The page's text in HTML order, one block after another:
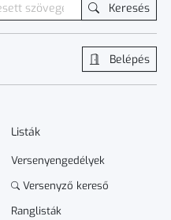
Keresés
Belépés
Listák
Versenyengedélyek
Versenyző kereső
Ranglisták